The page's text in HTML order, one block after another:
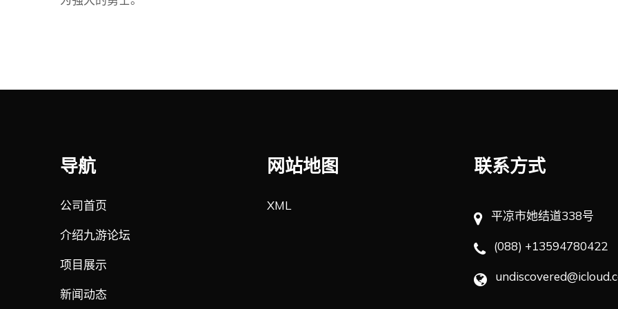
导航
公司首页
介绍九游论坛
项目展示
新闻动态
网站地图
XML
联系方式
平凉市她结道338号
(088) +13594780422